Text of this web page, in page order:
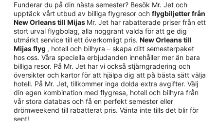
Funderar du på din nästa semester? Besök Mr. Jet och
upptäck vårt utbud av billiga flygresor och flygbiljetter från
New Orleans till Mijas Mr. Jet har rabatterade priser från ett
stort urval flygbolag, alla noggrant valda för att ge dig
utmärkt service till ett överkomligt pris. New Orleans till
Mijas flyg , hotell och bilhyra – skapa ditt semesterpaket
hos oss. Våra speciella erbjudanden innehåller mer än bara
billiga resor. På Mr. Jet har vi också stjärngradering och
översikter och kartor för att hjälpa dig att på bästa sätt välja
hotell. På Mr. Jet, tillkommer inga dolda extra avgifter. Välj
din egen kombination med flygresa, hotell och bilhyra från
vår stora databas och få en perfekt semester eller
drömweekend till rabatterat pris. Vänta inte tills det blir för
sent!